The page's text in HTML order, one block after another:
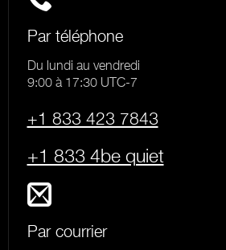
Par téléphone
Du lundi au vendredi
9:00 à 17:30 UTC-7
+1 833 423 7843
+1 833 4be quiet
Par courrier